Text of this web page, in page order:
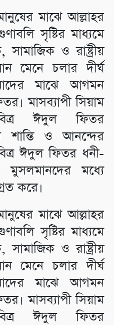
মাঝে আল্লাহর
সৃষ্টির মাধ্যমে
সামাজিক ও রাষ্ট্রীয়
মেনে চলার দীর্ঘ
মাঝে আগমন
মাসব্যাপী সিয়াম
ঈদুল ফিতর
শান্তি ও আনন্দের
ঈদুল ফিতর ধনী-
মুসলমানদের মধ্যে
করে।
মাঝে আল্লাহর
সৃষ্টির মাধ্যমে
সামাজিক ও রাষ্ট্রীয়
মেনে চলার দীর্ঘ
মাঝে আগমন
মাসব্যাপী সিয়াম
ঈদুল ফিতর